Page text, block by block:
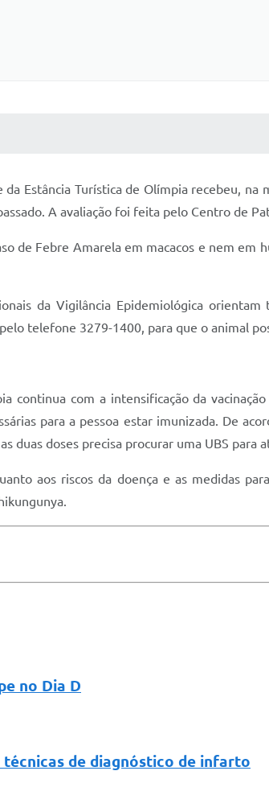
Estância Turística de Olímpia recebeu,
A avaliação foi feita pelo Centro de
de Febre Amarela em macacos e nem
da Vigilância Epidemiológica
telefone 3279-1400, para que o animal
continua com a intensificação da
para a pessoa estar imunizada. De
duas doses precisa procurar uma UBS para
aos riscos da doença e as medidas
no Dia D
de diagnóstico de infarto